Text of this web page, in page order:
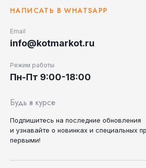
НАПИСАТЬ В WHATSAPP
Email
info@kotmarkot.ru
Режим работы
Пн-Пт 9:00-18:00
Будь в курсе
Подпишитесь на последние обновления
и узнавайте о новинках и специальных
первыми!